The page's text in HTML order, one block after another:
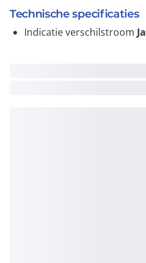
Technische specificaties
Indicatie verschilstroom Ja